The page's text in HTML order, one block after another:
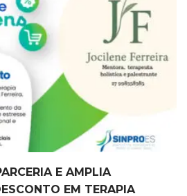
E AMPLIA
EM TERAPIA